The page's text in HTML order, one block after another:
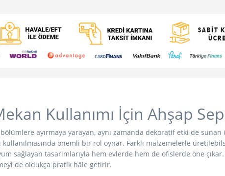
Kullanımı İçin Ahşap
ayırmaya yarayan, aynı zamanda dekoratif etki de
önemli bir rol oynar. Farklı malzemelerle
sağlayan tasarımlarıyla hem evlerde hem de ofislerde öne
de oldukça pratik hâle getirir.